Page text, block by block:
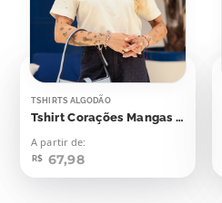
TSHIRTS ALGODÃO
Tshirt Corações Mangas Aplicação
A partir de:
R$ 67,98